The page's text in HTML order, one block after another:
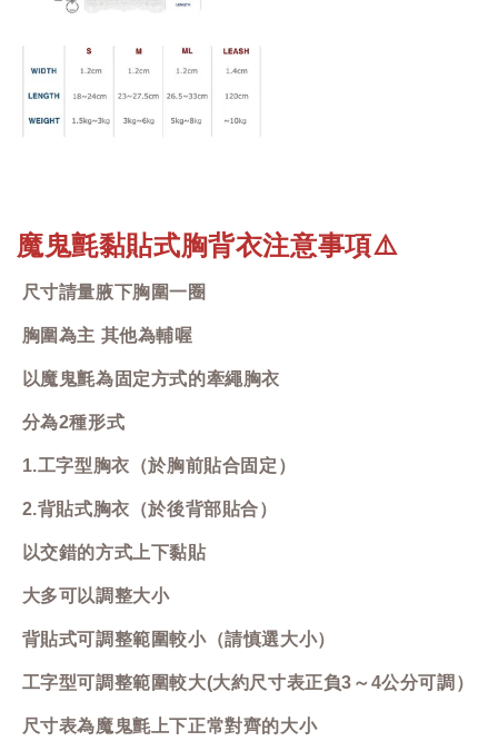
魔鬼氈黏貼式胸背衣注意事項⚠️
尺寸請量腋下胸圍一圈
胸圍為主 其他為輔喔
以魔鬼氈為固定方式的牽繩胸衣
分為2種形式
1.工字型胸衣（於胸前貼合固定）
2.背貼式胸衣（於後背部貼合）
以交錯的方式上下黏貼
大多可以調整大小
背貼式可調整範圍較小（請慎選大小）
工字型可調整範圍較大(大約尺寸表正負3～4公分可調）
尺寸表為魔鬼氈上下正常對齊的大小